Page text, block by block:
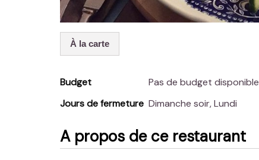
À la carte
Budget
Pas de budget disponible
Jours de fermeture
Dimanche soir, Lundi
A propos de ce restaurant